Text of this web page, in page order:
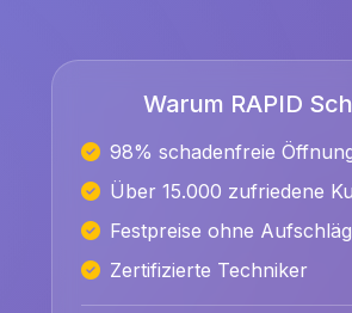
Warum RAPID
98% schadenfreie
Über 15.000 zufriedene
Festpreise ohne
Zertifizierte Techniker